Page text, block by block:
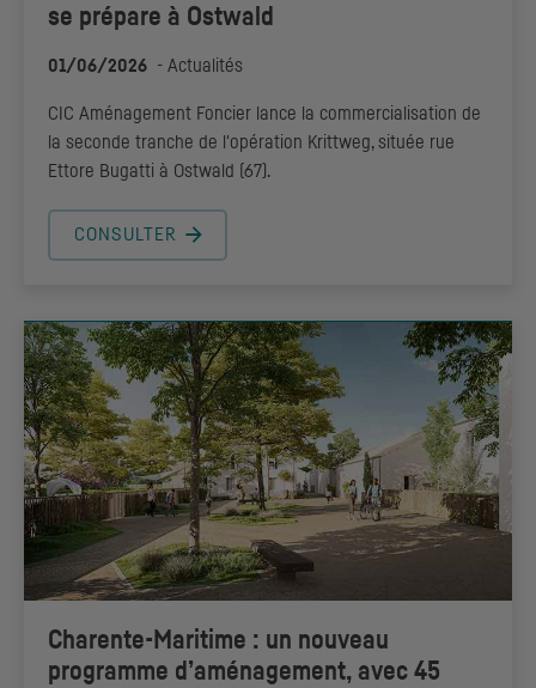
se prépare à Ostwald
01/06/2026 - Actualités
CIC Aménagement Foncier lance la commercialisation de
la seconde tranche de l'opération Krittweg, située rue
Ettore Bugatti à Ostwald (67).
CONSULTER
Charente-Maritime : un nouveau
programme d’aménagement, avec 45